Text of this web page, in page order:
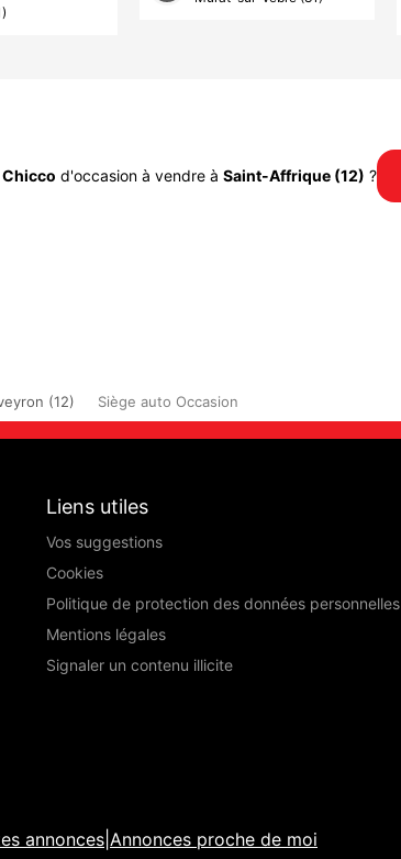
Chicco d'occasion à vendre à Saint-Affrique (12) ?
(12) Siège auto Occasion
Liens utiles
Vos suggestions
Cookies
Politique de protection des données personnelles
Mentions légales
Signaler un contenu illicite
annonces Annonces proche de moi